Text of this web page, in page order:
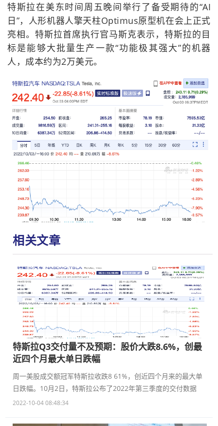
特斯拉在美东时间周五晚间举行了备受期待的“AI
日”，人形机器人擎天柱Optimus原型机在会上正式
亮相。特斯拉首席执行官马斯克表示，特斯拉的目
标是能够大批量生产一款“功能极其强大”的机器
人，成本约为2万美元。
相关文章
特斯拉Q3交付量不及预期：股价大跌8.6%，创最
近四个月最大单日跌幅
周一美股成交额冠军特斯拉收跌8 61%，创近四个月来的最大单
日跌幅。10月2日，特斯拉公布了2022年第三季度的交付数据
2022-10-04 08:48:34